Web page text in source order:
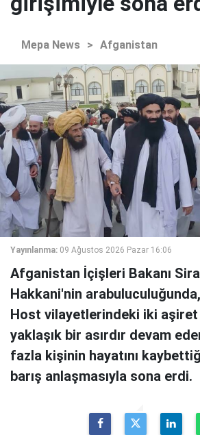
Mepa News > Afganistan
Yayınlanma: 09 Ağustos 2026 Pazar 16:06
Afganistan İçişleri Bakanı
Hakkani'nin
Host vilayetlerindeki iki aşiret
yaklaşık bir asırdır devam
fazla kişinin hayatını
barış anlaşmasıyla sona erdi.